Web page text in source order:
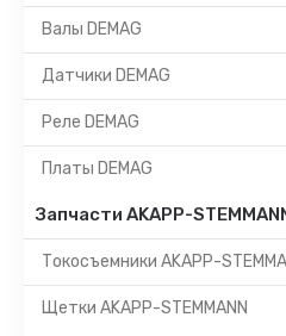
Валы DEMAG
Датчики DEMAG
Реле DEMAG
Платы DEMAG
Запчасти AKAPP-
Токосъемники AKAPP-
Щетки AKAPP-STEMMANN